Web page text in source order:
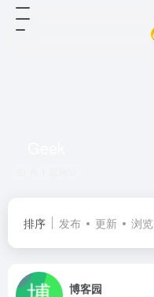
排序 发布 更新 浏览
博客园